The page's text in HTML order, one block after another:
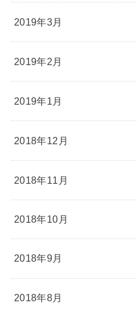
2019年3月
2019年2月
2019年1月
2018年12月
2018年11月
2018年10月
2018年9月
2018年8月